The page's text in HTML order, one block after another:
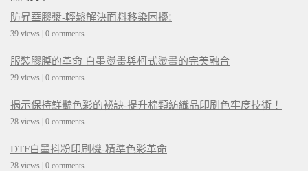
防昇華膠漿-輕鬆解決面料移染困擾!
39 views | 0 comments
服裝膠膜的革命 白墨燙畫與柯式燙畫的完美融合
29 views | 0 comments
揭示保持鮮豔色彩的祕訣-提升棉類紡織品印刷色牢度技術！
28 views | 0 comments
DTF白墨抖粉印刷機-精準色彩革命
28 views | 0 comments